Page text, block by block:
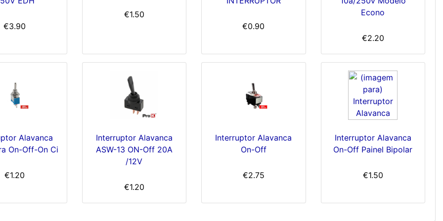
€3.90
€1.50
€0.90
Econo
€2.20
Alavanca
On-Off-On Ci
€1.20
Interruptor Alavanca
ASW-13 ON-Off 20A
/12V
€1.20
Interruptor Alavanca
On-Off
€2.75
Interruptor Alavanca
On-Off Painel Bipolar
€1.50